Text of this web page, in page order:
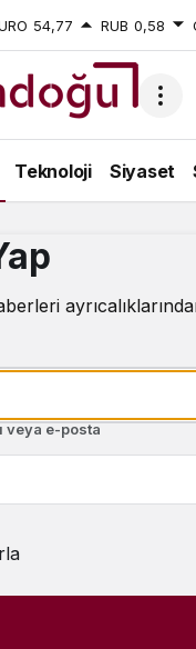
54,77 RUB 0,58
Teknoloji Siyaset
veya e-posta